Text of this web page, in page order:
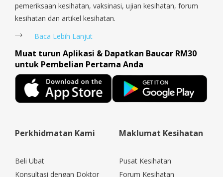
pemeriksaan kesihatan, vaksinasi, ujian kesihatan, forum
kesihatan dan artikel kesihatan.
Baca Lebih Lanjut
Muat turun Aplikasi & Dapatkan Baucar RM30
untuk Pembelian Pertama Anda
Perkhidmatan Kami
Beli Ubat
Konsultasi dengan Doktor
Maklumat Kesihatan
Pusat Kesihatan
Forum Kesihatan